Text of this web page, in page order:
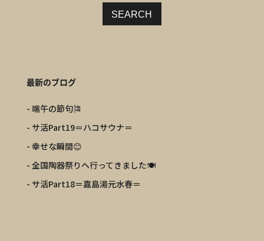
SEARCH
最新のブログ
- 端午の節句🎏
- サ活Part19＝ハコサウナ＝
- 幸せな瞬間😊
- 全国陶器祭りへ行ってきました🍽️
- サ活Part18＝嘉島湯元水春＝